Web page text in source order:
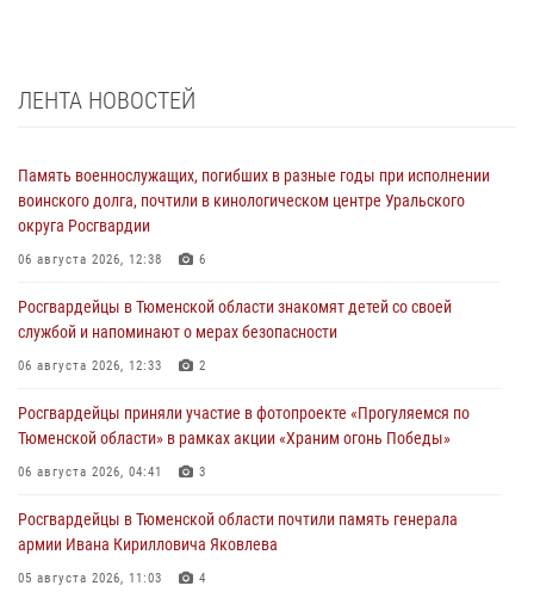
ЛЕНТА НОВОСТЕЙ
Память военнослужащих, погибших в разные годы при исполнении
воинского долга, почтили в кинологическом центре Уральского
округа Росгвардии
06 августа 2026, 12:38 6
Росгвардейцы в Тюменской области знакомят детей со своей
службой и напоминают о мерах безопасности
06 августа 2026, 12:33 2
Росгвардейцы приняли участие в фотопроекте «Прогуляемся по
Тюменской области» в рамках акции «Храним огонь Победы»
06 августа 2026, 04:41 3
Росгвардейцы в Тюменской области почтили память генерала
армии Ивана Кирилловича Яковлева
05 августа 2026, 11:03 4